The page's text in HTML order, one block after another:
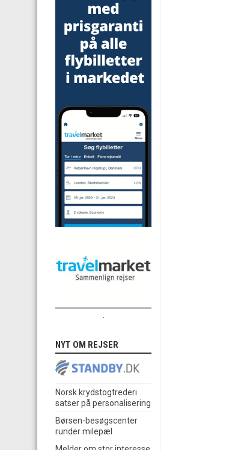
NYT OM REJSER
Norsk krydstogtrederi
satser på personalisering
Børsen-besøgscenter
runder milepæl